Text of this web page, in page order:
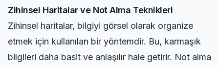
Zihinsel Haritalar ve Not Alma Teknikleri
Zihinsel haritalar, bilgiyi görsel olarak organize
etmek için kullanılan bir yöntemdir. Bu, karmaşık
bilgileri daha basit ve anlaşılır hale getirir. Not alma